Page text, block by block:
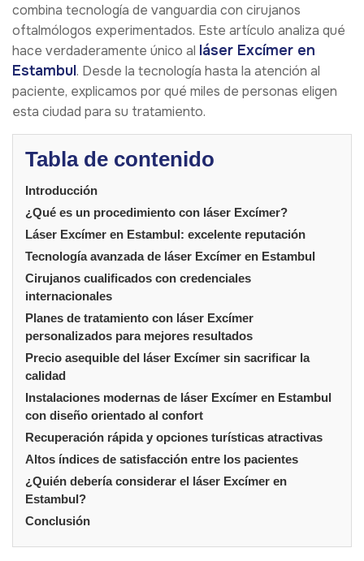
combina tecnología de vanguardia con cirujanos
oftalmólogos experimentados. Este artículo analiza qué
hace verdaderamente único al láser Excímer en
Estambul. Desde la tecnología hasta la atención al
paciente, explicamos por qué miles de personas eligen
esta ciudad para su tratamiento.
Tabla de contenido
Introducción
¿Qué es un procedimiento con láser Excímer?
Láser Excímer en Estambul: excelente reputación
Tecnología avanzada de láser Excímer en Estambul
Cirujanos cualificados con credenciales
internacionales
Planes de tratamiento con láser Excímer
personalizados para mejores resultados
Precio asequible del láser Excímer sin sacrificar la
calidad
Instalaciones modernas de láser Excímer en Estambul
con diseño orientado al confort
Recuperación rápida y opciones turísticas atractivas
Altos índices de satisfacción entre los pacientes
¿Quién debería considerar el láser Excímer en
Estambul?
Conclusión